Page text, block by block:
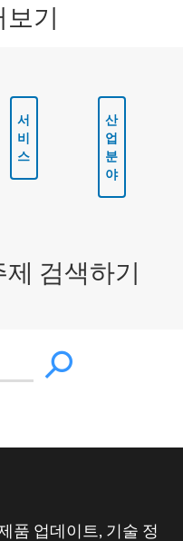
보기
서
비
스
산
업
분
야
검색하기
품 업데이트, 기술 정